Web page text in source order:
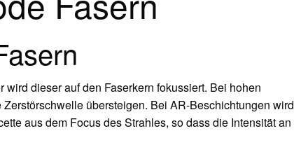
dieser auf den Faserkern fokussiert. Bei hohen
übersteigen. Bei AR-Beschichtungen wird
aus dem Focus des Strahles, so dass die Intensität an